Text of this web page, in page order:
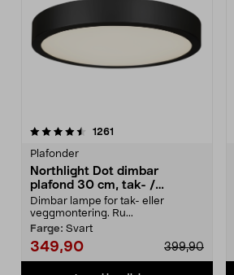
1261
Plafonder
Northlight Dot dimbar
plafond 30 cm, tak- /
vegglampe
Dimbar lampe for tak- eller
veggmontering. Ru...
Farge: Svart
349,90 399,90
4.5 av 5 stjerner